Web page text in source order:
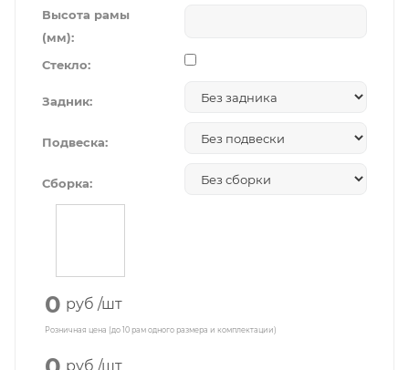
Высота рамы
(мм):
Стекло:
Задник:
Подвеска:
Сборка:
0 руб /шт
Розничная цена (до 10 рам одного размера и комплектации)
руб /шт